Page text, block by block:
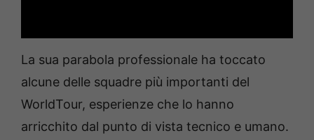
La sua parabola professionale ha toccato
alcune delle squadre più importanti del
WorldTour, esperienze che lo hanno
arricchito dal punto di vista tecnico e umano.